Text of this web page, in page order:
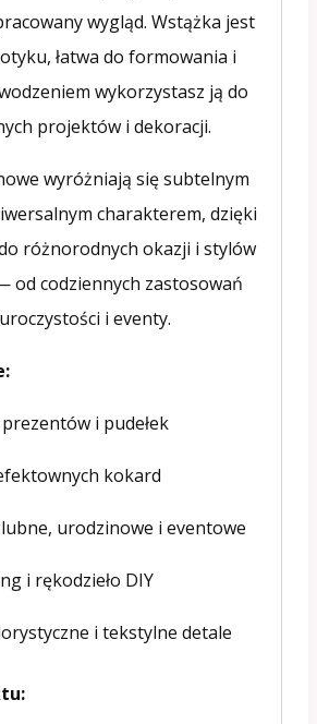
wygląd. Wstążka jest
łatwa do formowania i
wykorzystasz ją do
projektów i dekoracji.
wyróżniają się subtelnym
charakterem, dzięki
różnorodnych okazji i stylów
od codziennych zastosowań
i eventy.
i pudełek
kokard
urodzinowe i eventowe
i rękodzieło DIY
i tekstylne detale